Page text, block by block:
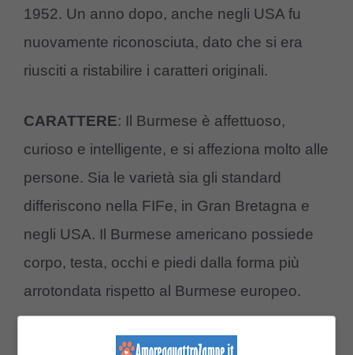
1952. Un anno dopo, anche negli USA fu
nuovamente riconosciuta, dato che si era
riusciti a ristabilire i caratteri originali.
CARATTERE: Il Burmese è affettuoso,
curioso e intelligente, e si affeziona molto alle
persone. Sia le varietà sia gli standard
differiscono nella FIFe, in Gran Bretagna e
negli USA. Il Burmese americano possiede
corpo, testa, occhi e piedi dalla forma più
arrotondata rispetto al Burmese europeo.